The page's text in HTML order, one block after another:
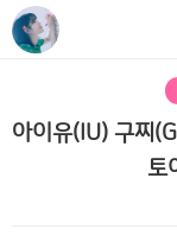
아이유(IU) 구찌
토